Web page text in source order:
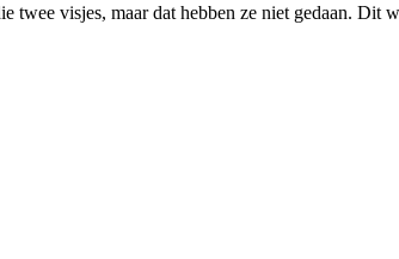
twee visjes, maar dat hebben ze niet gedaan. Dit